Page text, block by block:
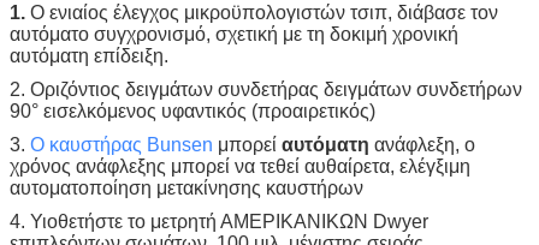
1. Ο ενιαίος έλεγχος μικροϋπολογιστών τσιπ, διάβασε τον
αυτόματο συγχρονισμό, σχετική με τη δοκιμή χρονική
αυτόματη επίδειξη.
2. Οριζόντιος δειγμάτων συνδετήρας δειγμάτων συνδετήρων
90° εισελκόμενος υφαντικός (προαιρετικός)
3. Ο καυστήρας Bunsen μπορεί αυτόματη ανάφλεξη, ο
χρόνος ανάφλεξης μπορεί να τεθεί αυθαίρετα, ελέγξιμη
αυτοματοποίηση μετακίνησης καυστήρων
4. Υιοθετήστε το μετρητή ΑΜΕΡΙΚΑΝΙΚΩΝ Dwyer